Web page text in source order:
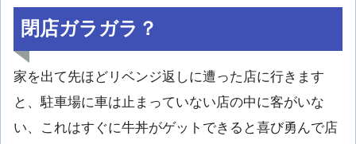
閉店ガラガラ？
家を出て先ほどリベンジ返しに遭った店に行きます
と、駐車場に車は止まっていない店の中に客がいな
い、これはすぐに牛丼がゲットできると喜び勇んで店